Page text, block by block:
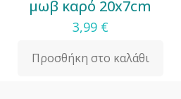
μωβ καρό 20x7cm
3,99 €
Προσθήκη στο καλάθι